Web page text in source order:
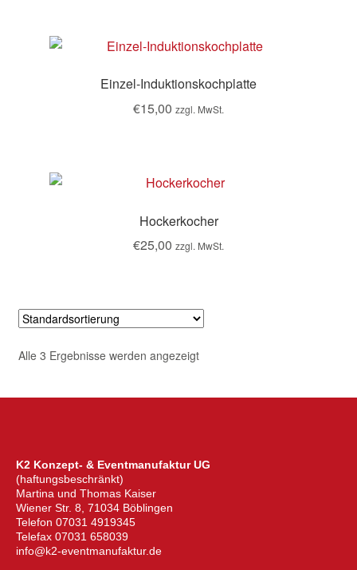
Einzel-Induktionskochplatte
€15,00 zzgl. MwSt.
Hockerkocher
€25,00 zzgl. MwSt.
Alle 3 Ergebnisse werden angezeigt
K2 Konzept- & Eventmanufaktur UG
(haftungsbeschränkt)
Martina und Thomas Kaiser
Wiener Str. 8, 71034 Böblingen
Telefon 07031 4919345
Telefax 07031 658039
info@k2-eventmanufaktur.de